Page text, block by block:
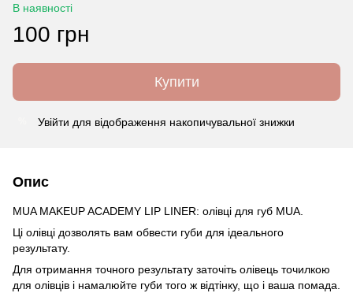
В наявності
100 грн
Купити
Увійти для відображення накопичувальної знижки
Опис
MUA MAKEUP ACADEMY LIP LINER: олівці для губ MUA.
Ці олівці дозволять вам обвести губи для ідеального
результату.
Для отримання точного результату заточіть олівець точилкою
для олівців і намалюйте губи того ж відтінку, що і ваша помада.